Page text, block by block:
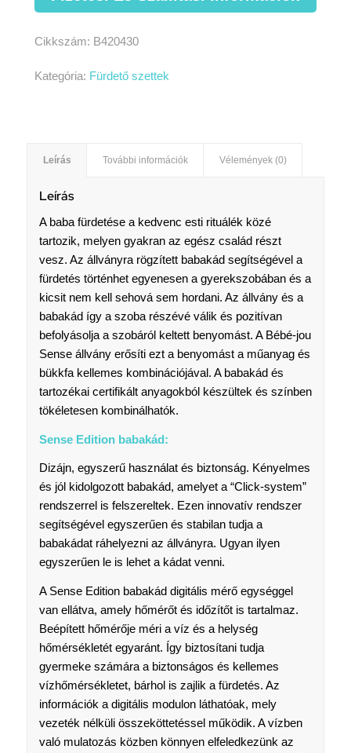
Cikkszám: B420430
Kategória: Fürdető szettek
Leírás További információk Vélemények (0)
Leírás
A baba fürdetése a kedvenc esti rituálék közé
tartozik, melyen gyakran az egész család részt
vesz. Az állványra rögzített babakád segítségével a
fürdetés történhet egyenesen a gyerekszobában és a
kicsit nem kell sehová sem hordani. Az állvány és a
babakád így a szoba részévé válik és pozitívan
befolyásolja a szobáról keltett benyomást. A Bébé-jou
Sense állvány erősíti ezt a benyomást a műanyag és
bükkfa kellemes kombinációjával. A babakád és
tartozékai certifikált anyagokból készültek és színben
tökéletesen kombinálhatók.
Sense Edition babakád:
Dizájn, egyszerű használat és biztonság. Kényelmes
és jól kidolgozott babakád, amelyet a “Click-system”
rendszerrel is felszereltek. Ezen innovatív rendszer
segítségével egyszerűen és stabilan tudja a
babakádat ráhelyezni az állványra. Ugyan ilyen
egyszerűen le is lehet a kádat venni.
A Sense Edition babakád digitális mérő egységgel
van ellátva, amely hőmérőt és időzítőt is tartalmaz.
Beépített hőmérője méri a víz és a helység
hőmérsékletét egyaránt. Így biztosítani tudja
gyermeke számára a biztonságos és kellemes
vízhőmérsékletet, bárhol is zajlik a fürdetés. Az
információk a digitális modulon láthatóak, mely
vezeték nélküli összeköttetéssel működik. A vízben
való mulatozás közben könnyen elfeledkezünk az